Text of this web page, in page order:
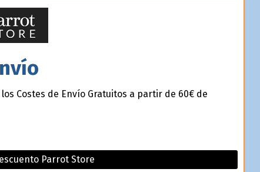
Costes de Envío Gratuitos a partir de 60€ de
Parrot Store